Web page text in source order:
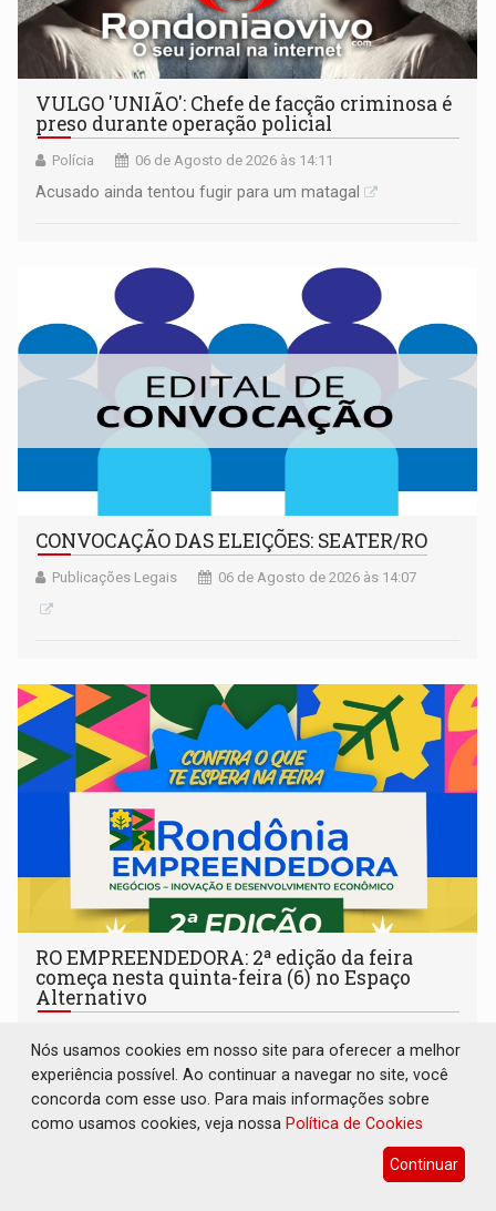
VULGO 'UNIÃO': Chefe de facção criminosa é
preso durante operação policial
Polícia 06 de Agosto de 2026 às 14:11
Acusado ainda tentou fugir para um matagal
CONVOCAÇÃO DAS ELEIÇÕES: SEATER/RO
Publicações Legais 06 de Agosto de 2026 às 14:07
RO EMPREENDEDORA: 2ª edição da feira
começa nesta quinta-feira (6) no Espaço
Alternativo
Com entrada gratuita, o evento de quatro dias destaca a
inovação regional, o artesanato, a gastronomia e
promove a feira de adoção responsável de animais
Nós usamos cookies em nosso site para oferecer a melhor
experiência possível. Ao continuar a navegar no site, você
concorda com esse uso. Para mais informações sobre
como usamos cookies, veja nossa Política de Cookies
Continuar